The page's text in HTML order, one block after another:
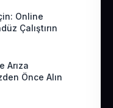
Online
Çalıştırın
Arıza
Önce Alın